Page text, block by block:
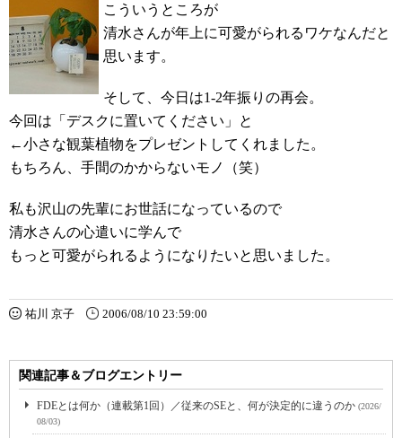
こういうところが
清水さんが年上に可愛がられるワケなんだと
思います。
そして、今日は1-2年振りの再会。
今回は「デスクに置いてください」と
←小さな観葉植物をプレゼントしてくれました。
もちろん、手間のかからないモノ（笑）
私も沢山の先輩にお世話になっているので
清水さんの心遣いに学んで
もっと可愛がられるようになりたいと思いました。
祐川 京子 2006/08/10 23:59:00
関連記事＆ブログエントリー
FDEとは何か（連載第1回）／従来のSEと、何が決定的に違うのか (2026/
08/03)